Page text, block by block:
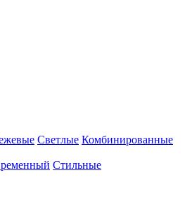
Светлые Комбинированные
Стильные